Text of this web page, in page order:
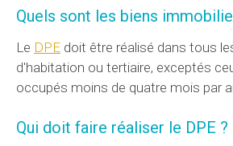
Quels sont les biens
Le DPE doit être réalisé dans tous
d'habitation ou tertiaire, exceptés
occupés moins de quatre mois par
Qui doit faire réaliser le DPE ?